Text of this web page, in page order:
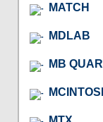
MATCH
MDLAB
MB